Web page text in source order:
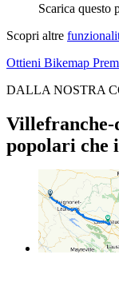
Scarica questo
Scopri altre
Ottieni Bikemap
DALLA NOSTRA
popolari che